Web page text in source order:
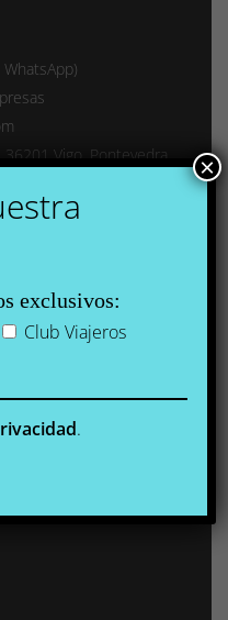
36201 Vigo, Pontevedra
exclusivos:
Club Viajeros
.
×